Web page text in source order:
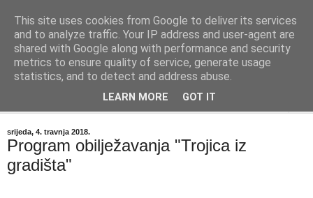
"Kvaka"
Časopis za književnost ISSN 2459-5632
srijeda, 4. travnja 2018.
Program obilježavanja "Trojica iz
gradišta"
This site uses cookies from Google to deliver its services
and to analyze traffic. Your IP address and user-agent are
shared with Google along with performance and security
metrics to ensure quality of service, generate usage
statistics, and to detect and address abuse.
LEARN MORE GOT IT